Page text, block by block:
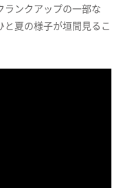
ランクアップの一部な
夏の様子が垣間見るこ